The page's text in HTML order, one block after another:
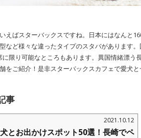
えばスターバックスですね。日本にはなんと
など様々な違ったタイプのスタバがあります
限り可能なところもあります。異国情緒漂う
をご紹介！是非スターバックスカフェで愛犬
事
2021.10.12
犬とお出かけスポット50選！長崎でペ